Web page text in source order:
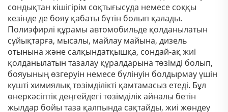
сондықтан кішігірім соқтығысуда немесе соққы
кезінде де бояу қабаты бүтін болып қалады.
Полиэфирлі құрамы автомобильде қолданылатын
сұйықтарға, мысалы, майлау майына, дизель
отынына және салқындатқышқа, сондай-ақ жиі
қолданылатын тазалау құралдарына төзімді болып,
бояуының өзгеруін немесе бүлінуін болдырмау үшін
күшті химиялық төзімділікті қамтамасыз етеді. Бұл
өнеркәсіптік деңгейдегі төзімділік айналы бетін
жылдар бойы таза қалпында сақтайды, жиі жөндеу